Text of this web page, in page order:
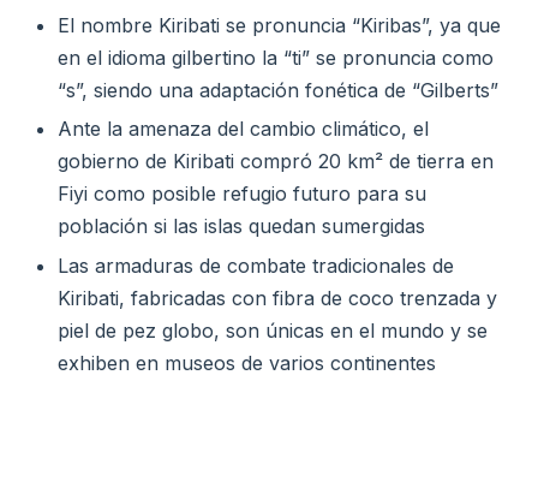
El nombre Kiribati se pronuncia “Kiribas”, ya que
en el idioma gilbertino la “ti” se pronuncia como
“s”, siendo una adaptación fonética de “Gilberts”
Ante la amenaza del cambio climático, el
gobierno de Kiribati compró 20 km² de tierra en
Fiyi como posible refugio futuro para su
población si las islas quedan sumergidas
Las armaduras de combate tradicionales de
Kiribati, fabricadas con fibra de coco trenzada y
piel de pez globo, son únicas en el mundo y se
exhiben en museos de varios continentes